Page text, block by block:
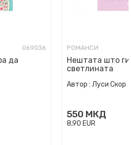
069036
да
РОМАНСИ
Нештата што
светлината
Автор : Луси Скор
550 МКД
8,90 EUR